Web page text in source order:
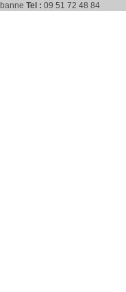
Tel : 09 51 72 48 84